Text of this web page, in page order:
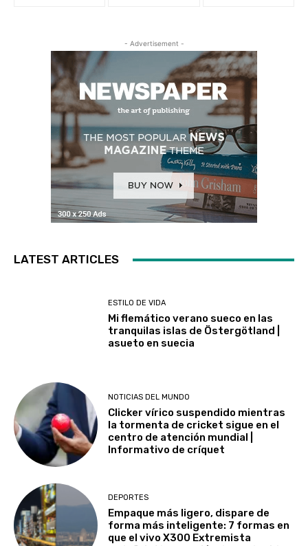
- Advertisement -
LATEST ARTICLES
ESTILO DE VIDA
Mi flemático verano sueco en las
tranquilas islas de Östergötland |
asueto en suecia
NOTICIAS DEL MUNDO
Clicker vírico suspendido mientras
la tormenta de cricket sigue en el
centro de atención mundial |
Informativo de críquet
DEPORTES
Empaque más ligero, dispare de
forma más inteligente: 7 formas en
que el vivo X300 Extremista